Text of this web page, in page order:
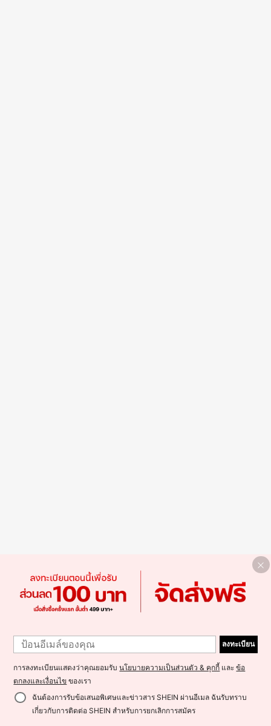
ลงทะเบียน
การลงทะเบียนแสดงว่าคุณยอมรับนโยบายความเป็นส่วนตัว & คุกกี้ และข้อ
ตกลงและเงื่อนไข ของเรา
ฉันต้องการรับข้อเสนอพิเศษและข่าวสาร SHEIN ผ่านอีเมล ฉันรับทราบ
เกี่ยวกับการติดต่อ SHEIN สำหรับการยกเลิกการสมัคร